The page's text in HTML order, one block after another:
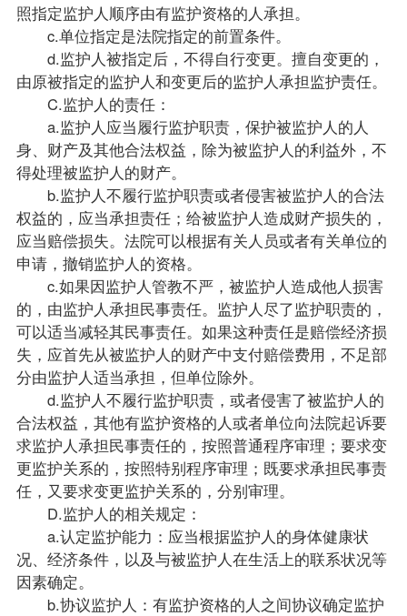
照指定监护人顺序由有监护资格的人承担。
c.单位指定是法院指定的前置条件。
d.监护人被指定后，不得自行变更。擅自变更的，
由原被指定的监护人和变更后的监护人承担监护责任。
C.监护人的责任：
a.监护人应当履行监护职责，保护被监护人的人
身、财产及其他合法权益，除为被监护人的利益外，不
得处理被监护人的财产。
b.监护人不履行监护职责或者侵害被监护人的合法
权益的，应当承担责任；给被监护人造成财产损失的，
应当赔偿损失。法院可以根据有关人员或者有关单位的
申请，撤销监护人的资格。
c.如果因监护人管教不严，被监护人造成他人损害
的，由监护人承担民事责任。监护人尽了监护职责的，
可以适当减轻其民事责任。如果这种责任是赔偿经济损
失，应首先从被监护人的财产中支付赔偿费用，不足部
分由监护人适当承担，但单位除外。
d.监护人不履行监护职责，或者侵害了被监护人的
合法权益，其他有监护资格的人或者单位向法院起诉要
求监护人承担民事责任的，按照普通程序审理；要求变
更监护关系的，按照特别程序审理；既要求承担民事责
任，又要求变更监护关系的，分别审理。
D.监护人的相关规定：
a.认定监护能力：应当根据监护人的身体健康状
况、经济条件，以及与被监护人在生活上的联系状况等
因素确定。
b.协议监护人：有监护资格的人之间协议确定监护